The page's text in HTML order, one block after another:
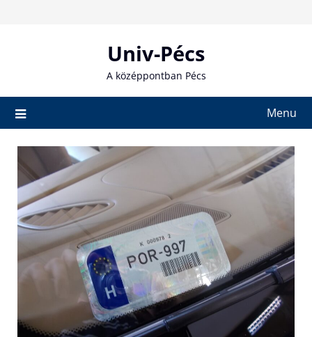
Univ-Pécs
A középpontban Pécs
Menu